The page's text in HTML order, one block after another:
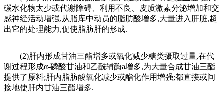
碳水化物太少或代谢障碍、利用不良、皮质激素分泌增加和交
感神经活动增强,从脂库中动员的脂肪酸增多,大量进入肝脏,超
出它的处理能力,促使脂肪肝的形成.
(2)肝内形成甘油三酯增多或氧化减少糖类摄取过量,在代
谢过程形成α-磷酸甘油和乙酰辅酶a增多,为大量合成甘油三酯
提供了原料;肝内脂肪酸氧化减少或酯化作用增强;都直接或间
接地使肝内甘油三酯增多.